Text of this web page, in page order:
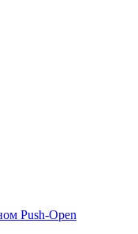
Push-Open